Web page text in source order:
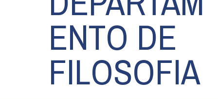
ENTO DE
FILOSOFIA